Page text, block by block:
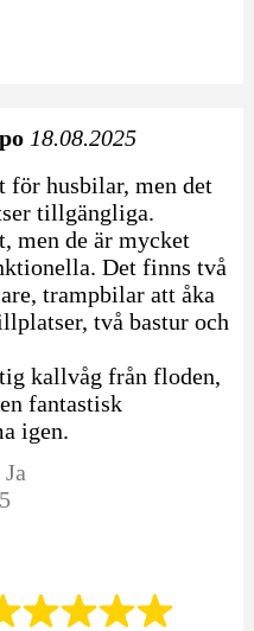
18.08.2025
för husbilar, men det
tillgängliga.
men de är mycket
Det finns två
trampbilar att åka
två bastur och
kallvåg från floden,
fantastisk
igen.